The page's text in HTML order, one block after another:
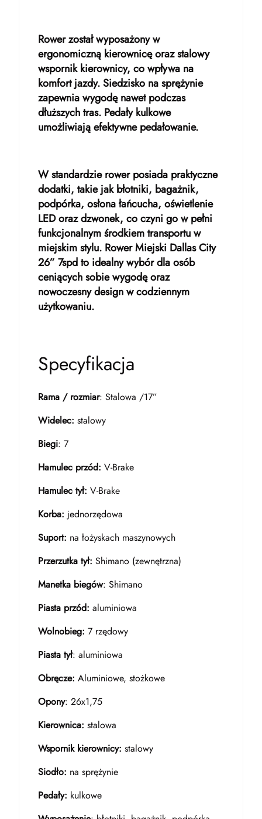
Rower został wyposażony w
ergonomiczną kierownicę oraz stalowy
wspornik kierownicy, co wpływa na
komfort jazdy. Siedzisko na sprężynie
zapewnia wygodę nawet podczas
dłuższych tras. Pedały kulkowe
umożliwiają efektywne pedałowanie.
W standardzie rower posiada praktyczne
dodatki, takie jak błotniki, bagażnik,
podpórka, osłona łańcucha, oświetlenie
LED oraz dzwonek, co czyni go w pełni
funkcjonalnym środkiem transportu w
miejskim stylu. Rower Miejski Dallas City
26” 7spd to idealny wybór dla osób
ceniących sobie wygodę oraz
nowoczesny design w codziennym
użytkowaniu.
Specyfikacja
Rama / rozmiar: Stalowa /17”
Widelec: stalowy
Biegi: 7
Hamulec przód: V-Brake
Hamulec tył: V-Brake
Korba: jednorzędowa
Suport: na łożyskach maszynowych
Przerzutka tył: Shimano (zewnętrzna)
Manetka biegów: Shimano
Piasta przód: aluminiowa
Wolnobieg: 7 rzędowy
Piasta tył: aluminiowa
Obręcze: Aluminiowe, stożkowe
Opony: 26x1,75
Kierownica: stalowa
Wspornik kierownicy: stalowy
Siodło: na sprężynie
Pedały: kulkowe